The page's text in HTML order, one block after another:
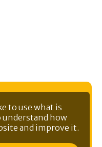
to use what is
understand how
and improve it.